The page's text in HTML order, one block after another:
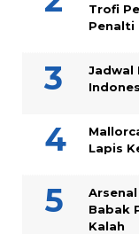
Trofi
Penalti
Jadwal
Lapis
Babak
Kalah